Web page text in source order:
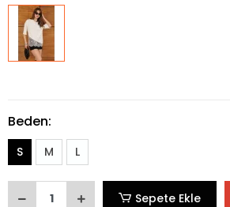
Beden:
S M L
Sepete Ekle